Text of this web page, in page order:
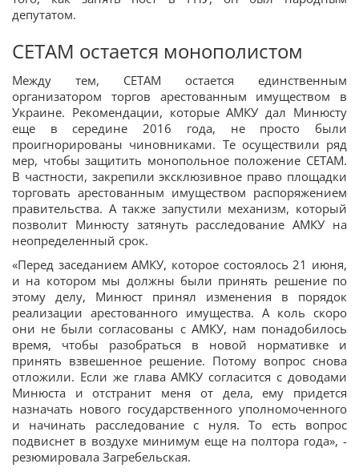
депутатом.
СЕТАМ остается монополистом
Между тем, СЕТАМ остается единственным
организатором торгов арестованным имуществом в
Украине. Рекомендации, которые АМКУ дал Минюсту
еще в середине 2016 года, не просто были
проигнорированы чиновниками. Те осуществили ряд
мер, чтобы защитить монопольное положение СЕТАМ.
В частности, закрепили эксклюзивное право площадки
торговать арестованным имуществом распоряжением
правительства. А также запустили механизм, который
позволит Минюсту затянуть расследование АМКУ на
неопределенный срок.
«Перед заседанием АМКУ, которое состоялось 21 июня,
и на котором мы должны были принять решение по
этому делу, Минюст принял изменения в порядок
реализации арестованного имущества. А коль скоро
они не были согласованы с АМКУ, нам понадобилось
время, чтобы разобраться в новой нормативке и
принять взвешенное решение. Потому вопрос снова
отложили. Если же глава АМКУ согласится с доводами
Минюста и отстранит меня от дела, ему придется
назначать нового государственного уполномоченного
и начинать расследование с нуля. То есть вопрос
подвиснет в воздухе минимум еще на полтора года», -
резюмировала Загребельская.